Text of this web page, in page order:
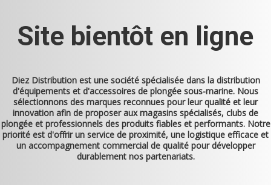
Site bientôt en ligne
Diez Distributionest une société spécialisée dans la distribution
d'équipements et d'accessoires de plongée sous-marine. Nous
sélectionnons des marques reconnues pour leur qualité et leur
innovation afin de proposer aux magasins spécialisés, clubs de
plongée et professionnels des produits fiables et performants. Notre
priorité est d'offrir un service de proximité, une logistique efficace et
un accompagnement commercial de qualité pour développer
durablement nos partenariats.